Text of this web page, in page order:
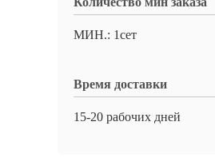
МИН.: 1сет
Время доставки
15-20 рабочих дней